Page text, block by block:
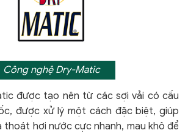
Công nghệ Dry-Matic
được tạo nên từ các sợi vải có cấu
được xử lý một cách đặc biệt, giúp
thoát hơi nước cực nhanh, mau khô để